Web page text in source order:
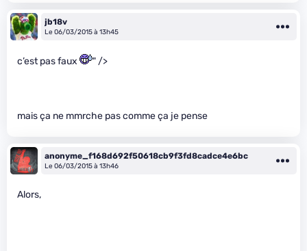
jb18v
Le 06/03/2015 à 13h45
c’est pas faux " />
mais ça ne mmrche pas comme ça je pense
anonyme_f168d692f50618cb9f3fd8cadce4e6bc
Le 06/03/2015 à 13h46
Alors,